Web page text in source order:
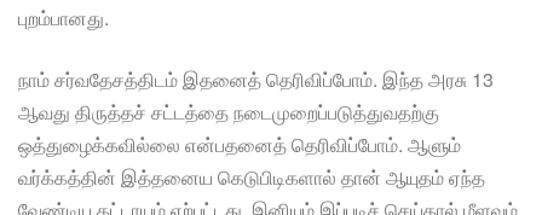
புறம்பானது.
நாம் சர்வதேசத்திடம் இதனைத் தெரிவிப்போம். இந்த அரசு 13
ஆவது திருத்தச் சட்டத்தை நடைமுறைப்படுத்துவதற்கு
ஒத்துழைக்கவில்லை என்பதனைத் தெரிவிப்போம். ஆளும்
வர்க்கத்தின் இத்தனைய கெடுபிடிகளால் தான் ஆயுதம் ஏந்த
வேண்டிய கட்டாயம் ஏற்பட்டது. இனியும் இப்படிச் செய்தால் மீளவும்